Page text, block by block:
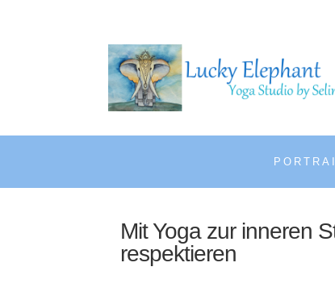
Mit Yoga zur inneren
respektieren